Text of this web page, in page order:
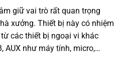
giữ vai trò rất quan trọng
xưởng. Thiết bị này có nhiệm
các thiết bị ngoại vi khác
AUX như máy tính, micro,…